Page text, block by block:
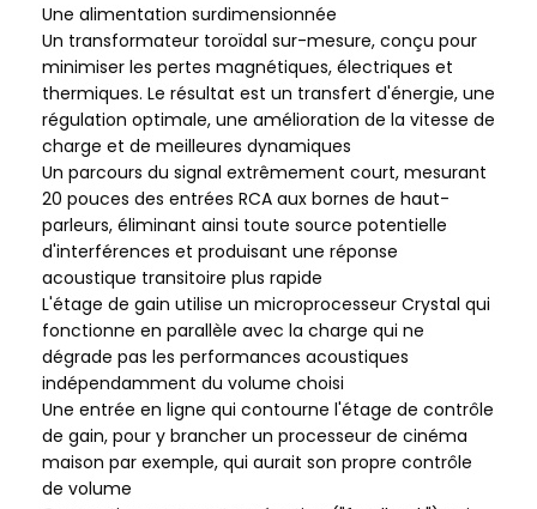
Une alimentation surdimensionnée
Un transformateur toroïdal sur-mesure, conçu pour
minimiser les pertes magnétiques, électriques et
thermiques. Le résultat est un transfert d'énergie, une
régulation optimale, une amélioration de la vitesse de
charge et de meilleures dynamiques
Un parcours du signal extrêmement court, mesurant
20 pouces des entrées RCA aux bornes de haut-
parleurs, éliminant ainsi toute source potentielle
d'interférences et produisant une réponse
acoustique transitoire plus rapide
L'étage de gain utilise un microprocesseur Crystal qui
fonctionne en parallèle avec la charge qui ne
dégrade pas les performances acoustiques
indépendamment du volume choisi
Une entrée en ligne qui contourne l'étage de contrôle
de gain, pour y brancher un processeur de cinéma
maison par exemple, qui aurait son propre contrôle
de volume